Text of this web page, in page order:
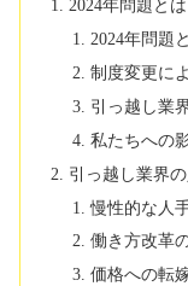
2024年問題と
2024年問題
制度変更に
引っ越し業
私たちへの
引っ越し業界
慢性的な人
働き方改革
価格への転